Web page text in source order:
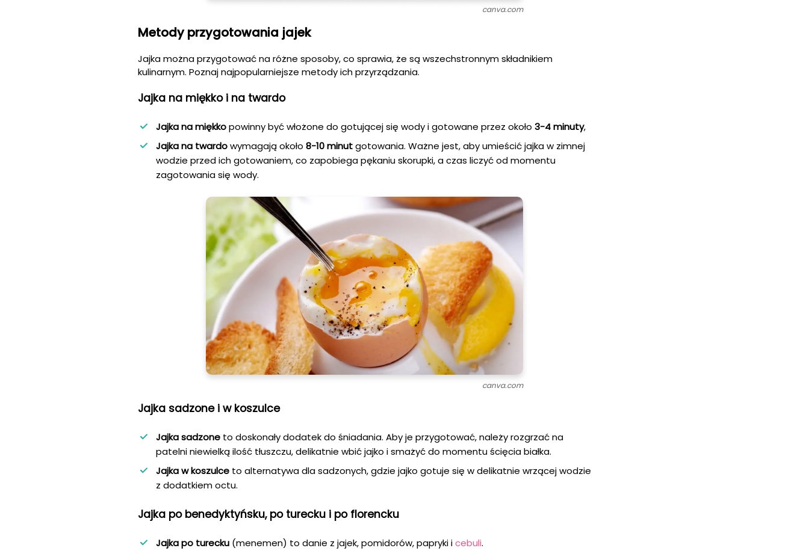
canva.com
Metody przygotowania jajek
Jajka można przygotować na różne sposoby, co sprawia, że są wszechstronnym składnikiem
kulinarnym. Poznaj najpopularniejsze metody ich przyrządzania.
Jajka na miękko i na twardo
Jajka na miękkopowinny być włożone do gotującej się wody i gotowane przez około 3-4 minuty,
Jajka na twardowymagają około 8-10 minutgotowania. Ważne jest, aby umieścić jajka w zimnej
wodzie przed ich gotowaniem, co zapobiega pękaniu skorupki, a czas liczyć od momentu
zagotowania się wody.
canva.com
Jajka sadzone i w koszulce
Jajka sadzone to doskonały dodatek do śniadania. Aby je przygotować, należy rozgrzać na
patelni niewielką ilość tłuszczu, delikatnie wbić jajko i smażyć do momentu ścięcia białka.
Jajka w koszulce to alternatywa dla sadzonych, gdzie jajko gotuje się w delikatnie wrzącej wodzie
z dodatkiem octu.
Jajka po benedyktyńsku, po turecku i po florencku
Jajka po turecku (menemen) to danie z jajek, pomidorów, papryki icebuli.